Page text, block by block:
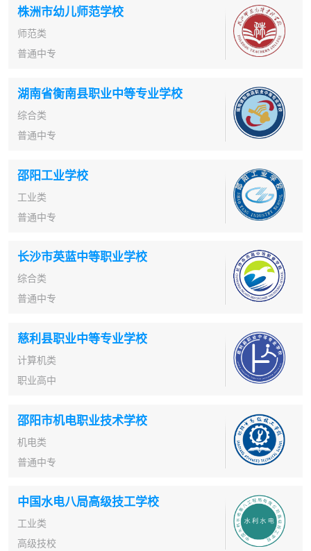
株洲市幼儿师范学校
师范类
普通中专
湖南省衡南县职业中等专业学校
综合类
普通中专
邵阳工业学校
工业类
普通中专
长沙市英蓝中等职业学校
综合类
普通中专
慈利县职业中等专业学校
计算机类
职业高中
邵阳市机电职业技术学校
机电类
普通中专
中国水电八局高级技工学校
工业类
高级技校